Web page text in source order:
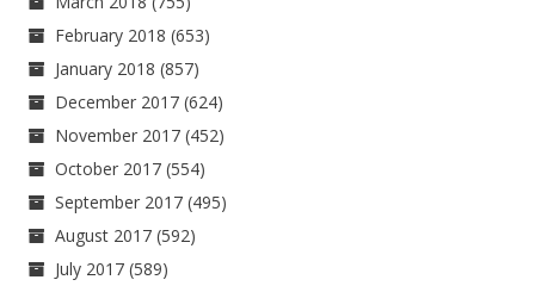
February 2018 (653)
January 2018 (857)
December 2017 (624)
November 2017 (452)
October 2017 (554)
September 2017 (495)
August 2017 (592)
July 2017 (589)